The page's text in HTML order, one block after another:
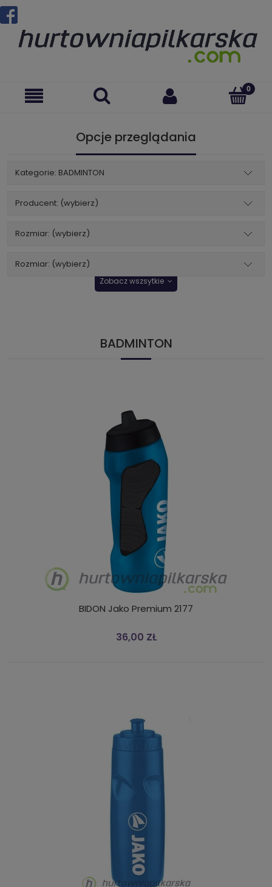
Opcje przeglądania
Kategorie: BADMINTON
Producent: (wybierz)
Rozmiar: (wybierz)
Rozmiar: (wybierz)
Zobacz wszsytkie
BADMINTON
BIDON Jako Premium 2177
36,00 ZŁ